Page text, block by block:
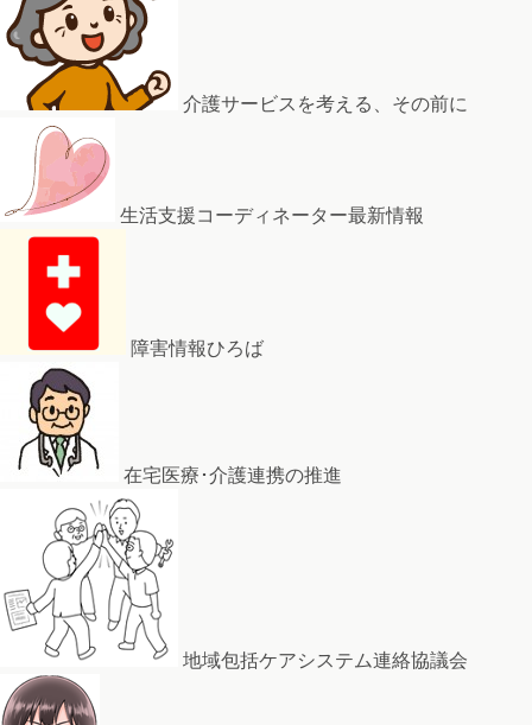
介護サービスを考える、その前に
生活支援コーディネーター最新情報
障害情報ひろば
在宅医療･介護連携の推進
地域包括ケアシステム連絡協議会